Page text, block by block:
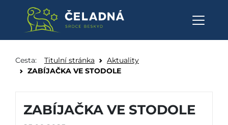
Cesta: Titulní stránka
Aktuality
ZABÍJAČKA VE STODOLE
ZABÍJAČKA VE STODOLE